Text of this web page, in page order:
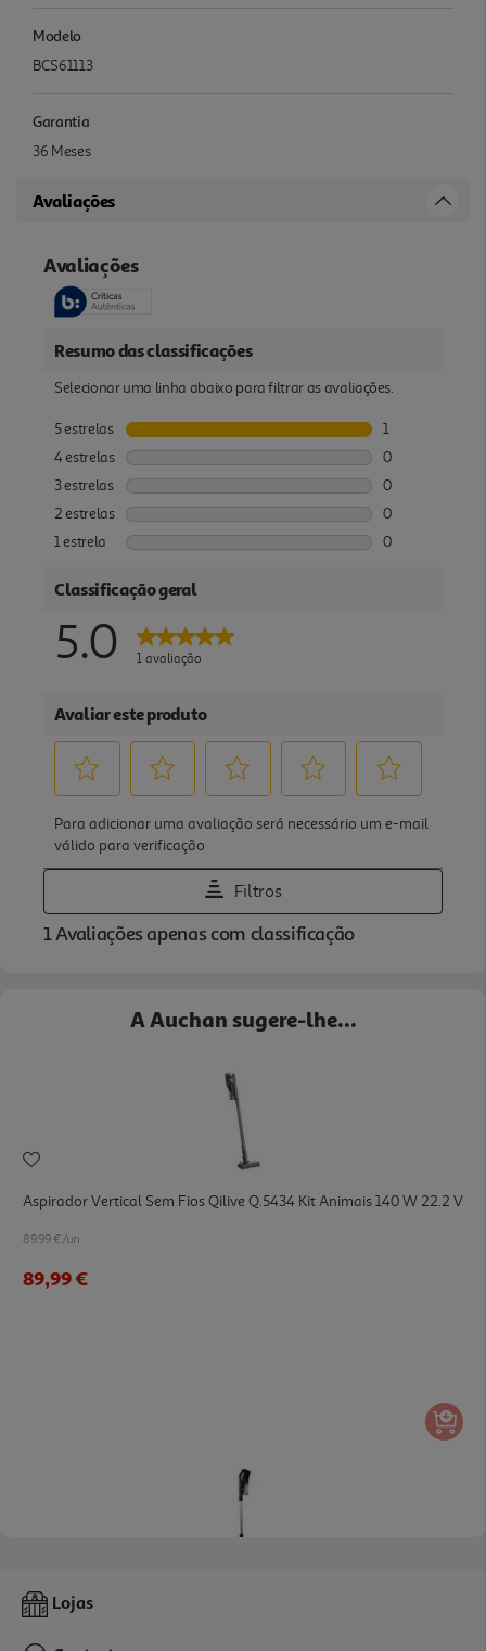
Modelo
BCS61113
Garantia
36 Meses
Avaliações
A Auchan sugere-lhe...
Aspirador Vertical Sem Fios Qilive Q.5434 Kit Animais 140 W 22.2 V
89.99 €/un
89,99 €
Aspirador Vertical Sem Fios Qilive Q.5385 222 V 0.8 L
Lojas